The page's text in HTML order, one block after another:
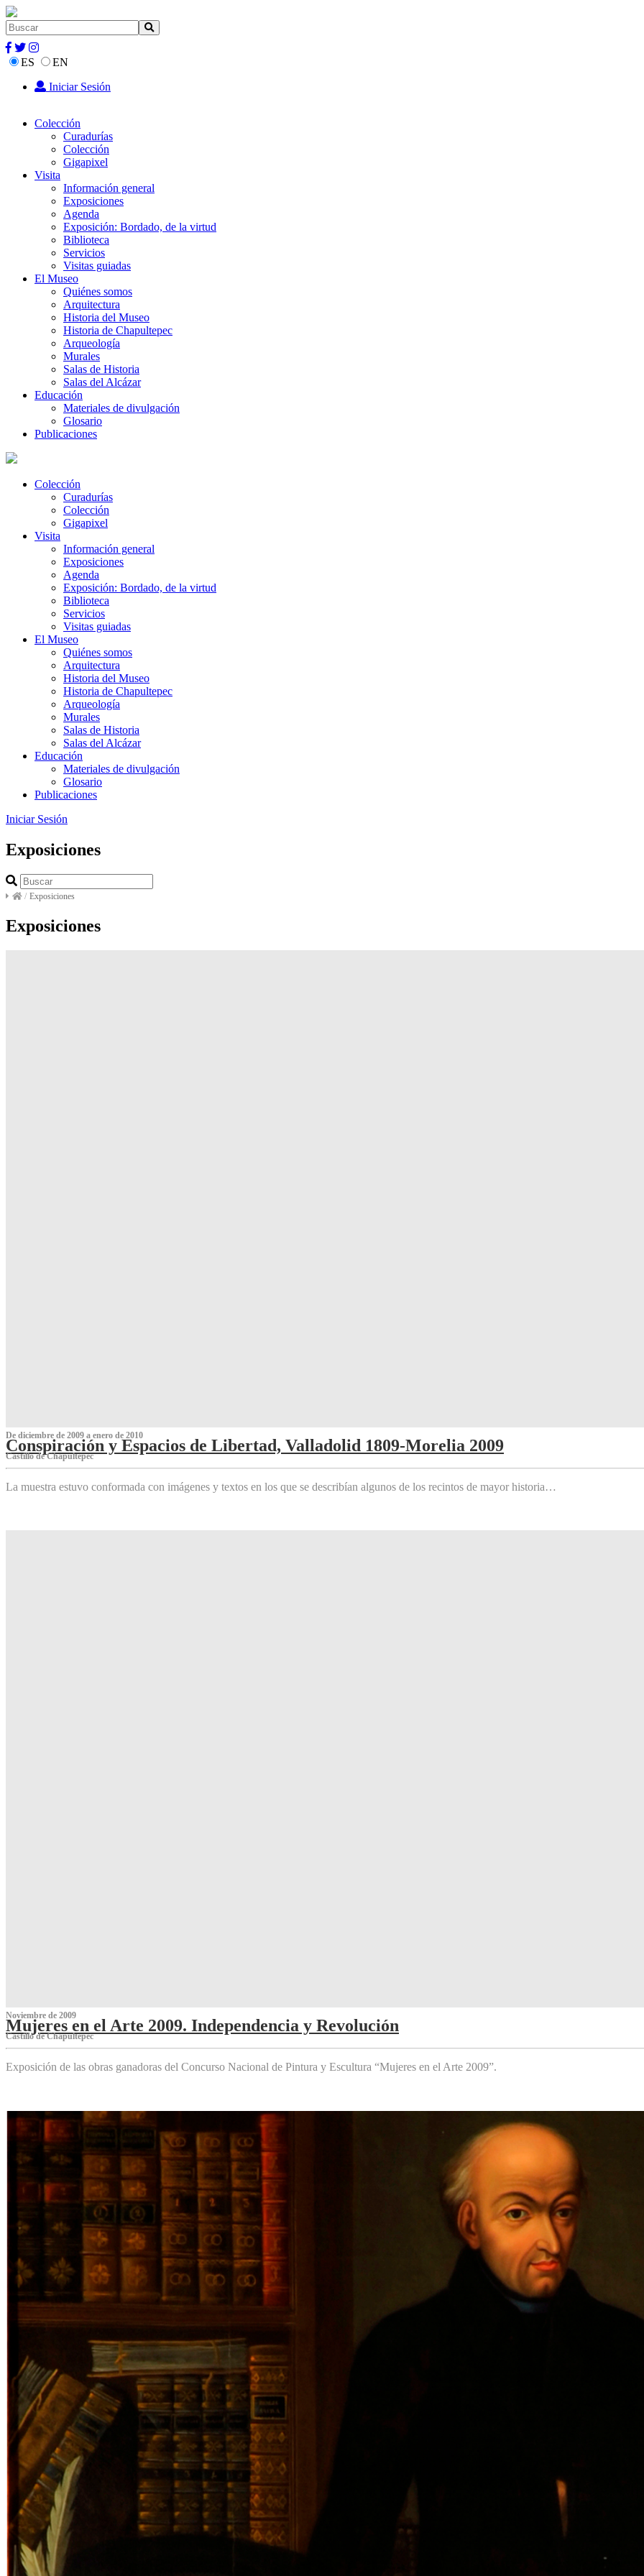
ES
EN
Iniciar Sesión
Colección
Curadurías
Colección
Gigapixel
Visita
Información general
Exposiciones
Agenda
Exposición: Bordado, de la virtud
Biblioteca
Servicios
Visitas guiadas
El Museo
Quiénes somos
Arquitectura
Historia del Museo
Historia de Chapultepec
Arqueología
Murales
Salas de Historia
Salas del Alcázar
Educación
Materiales de divulgación
Glosario
Publicaciones
Colección
Curadurías
Colección
Gigapixel
Visita
Información general
Exposiciones
Agenda
Exposición: Bordado, de la virtud
Biblioteca
Servicios
Visitas guiadas
El Museo
Quiénes somos
Arquitectura
Historia del Museo
Historia de Chapultepec
Arqueología
Murales
Salas de Historia
Salas del Alcázar
Educación
Materiales de divulgación
Glosario
Publicaciones
Iniciar Sesión
Exposiciones
/ Exposiciones
Exposiciones
De diciembre de 2009 a enero de 2010
Conspiración y Espacios de Libertad, Valladolid 1809-Morelia 2009
Castillo de Chapultepec
La muestra estuvo conformada con imágenes y textos en los que se describían algunos de los recintos de mayor historia…
Noviembre de 2009
Mujeres en el Arte 2009. Independencia y Revolución
Castillo de Chapultepec
Exposición de las obras ganadoras del Concurso Nacional de Pintura y Escultura “Mujeres en el Arte 2009”.